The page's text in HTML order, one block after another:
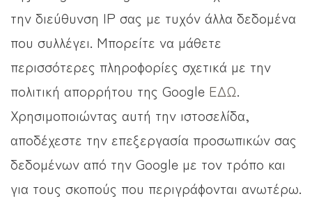
την διεύθυνση IP σας με τυχόν άλλα δεδομένα
που συλλέγει. Μπορείτε να μάθετε
περισσότερες πληροφορίες σχετικά με την
πολιτική απορρήτου της Google ΕΔΩ.
Χρησιμοποιώντας αυτή την ιστοσελίδα,
αποδέχεστε την επεξεργασία προσωπικών σας
δεδομένων από την Google με τον τρόπο και
για τους σκοπούς που περιγράφονται ανωτέρω.